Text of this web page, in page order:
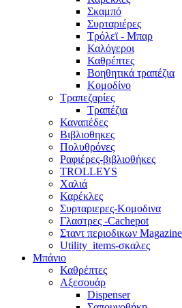
Σκαμπό
Συρταριέρες
Τρόλεϊ - Μπαρ
Καλόγεροι
Καθρέπτες
Βοηθητικά τραπέζια
Κομοδίνο
Τραπεζαρίες
Τραπέζια
Καναπέδες
Βιβλιοθηκες
Πολυθρόνες
Ραφιέρες-βιβλιοθήκες
TROLLEYS
Χαλιά
Καρέκλες
Συρταριερες-Κομοδινα
Γλαστρες -Cachepot
Σταντ περιοδικων
Utility_items-σκαλες
Μπάνιο
Καθρέπτες
Αξεσουάρ
Dispenser